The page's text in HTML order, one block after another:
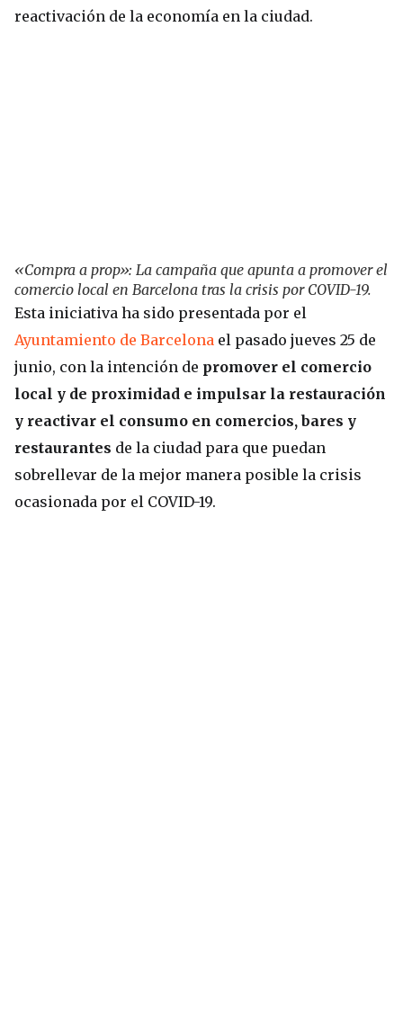
reactivación de la economía en la ciudad.
«Compra a prop»: La campaña que apunta a promover el
comercio local en Barcelona tras la crisis por COVID-19.
Esta iniciativa ha sido presentada por el
Ayuntamiento de Barcelona el pasado jueves 25 de
junio, con la intención de promover el comercio
local y de proximidad e impulsar la restauración
y reactivar el consumo en comercios, bares y
restaurantes de la ciudad para que puedan
sobrellevar de la mejor manera posible la crisis
ocasionada por el COVID-19.